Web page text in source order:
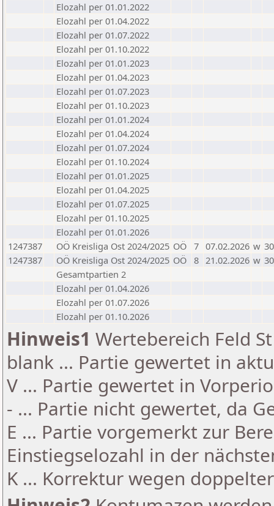
Elozahl per 01.01.2022
Elozahl per 01.04.2022
Elozahl per 01.07.2022
Elozahl per 01.10.2022
Elozahl per 01.01.2023
Elozahl per 01.04.2023
Elozahl per 01.07.2023
Elozahl per 01.10.2023
Elozahl per 01.01.2024
Elozahl per 01.04.2024
Elozahl per 01.07.2024
Elozahl per 01.10.2024
Elozahl per 01.01.2025
Elozahl per 01.04.2025
Elozahl per 01.07.2025
Elozahl per 01.10.2025
Elozahl per 01.01.2026
1247387
OÖ Kreisliga Ost 2024/2025 OÖ 7 07.02.2026 w
1247387
OÖ Kreisliga Ost 2024/2025 OÖ 8 21.02.2026 w
Gesamtpartien 2
Elozahl per 01.04.2026
Elozahl per 01.07.2026
Elozahl per 01.10.2026
Hinweis1 Wertebereich Feld
blank ... Partie gewertet in
V ... Partie gewertet in
- ... Partie nicht gewertet, da
E ... Partie vorgemerkt zur
Einstiegselozahl in der
K ... Korrektur wegen